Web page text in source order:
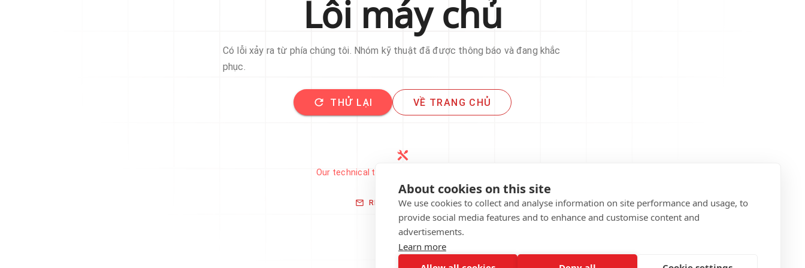
About cookies on this site
We use cookies to collect and analyse information on site performance and usage, to
provide social media features and to enhance and customise content and
advertisements.
Learn more
Lỗi máy chủ
Có lỗi xảy ra từ phía chúng tôi. Nhóm kỹ thuật đã được thông báo và đang khắc
phục.
THỬ LẠI VỀ TRANG CHỦ
Our technical team has been automatically
notified.
REPORT THIS ISSUE